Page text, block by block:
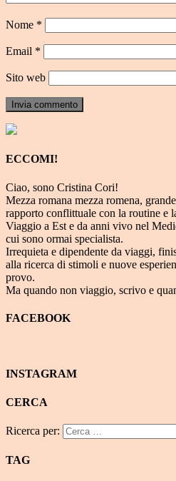
Nome *
Email *
Sito web
ECCOMI!
Ciao, sono Cristina Cori!
Mezza romana mezza romena,
rapporto conflittuale con la routine e
Viaggio a Est e da anni vivo nel
cui sono ormai specialista.
Irrequieta e dipendente da viaggi,
alla ricerca di stimoli e nuove
provo.
Ma quando non viaggio, scrivo e
FACEBOOK
INSTAGRAM
CERCA
Ricerca per:
TAG